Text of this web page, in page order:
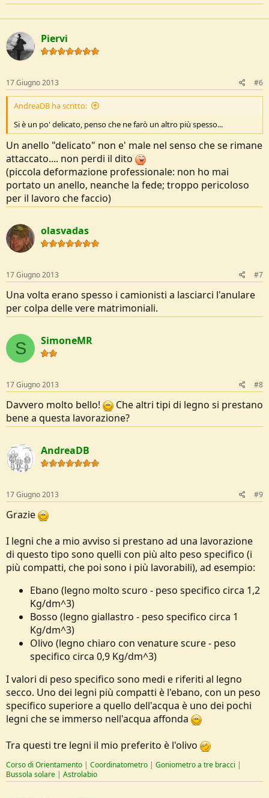
Piervi
17 Giugno 2013 #6
AndreaDB ha scritto:
Si è un po' delicato, penso che ne farò un altro più spesso...
Un anello "delicato" non e' male nel senso che se rimane
attaccato.... non perdi il dito
(piccola deformazione professionale: non ho mai
portato un anello, neanche la fede; troppo pericoloso
per il lavoro che faccio)
olasvadas
17 Giugno 2013 #7
Una volta erano spesso i camionisti a lasciarci l'anulare
per colpa delle vere matrimoniali.
S SimoneMR
17 Giugno 2013 #8
Davvero molto bello!
Che altri tipi di legno si prestano
bene a questa lavorazione?
AndreaDB
17 Giugno 2013 #9
Grazie
I legni che a mio avviso si prestano ad una lavorazione
di questo tipo sono quelli con più alto peso specifico (i
più compatti, che poi sono i più lavorabili), ad esempio:
Ebano (legno molto scuro - peso specifico circa 1,2
Kg/dm^3)
Bosso (legno giallastro - peso specifico circa 1
Kg/dm^3)
Olivo (legno chiaro con venature scure - peso
specifico circa 0,9 Kg/dm^3)
I valori di peso specifico sono medi e riferiti al legno
secco. Uno dei legni più compatti è l'ebano, con un peso
specifico superiore a quello dell'acqua è uno dei pochi
legni che se immerso nell'acqua affonda
Tra questi tre legni il mio preferito è l'olivo
Corso di Orientamento | Coordinatometro | Goniometro a tre bracci |
Bussola solare | Astrolabio